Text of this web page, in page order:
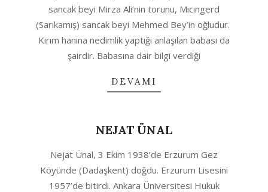
sancak beyi Mirza Ali’nin torunu, Mıcıngerd
(Sarıkamış) sancak beyi Mehmed Bey’in oğludur.
Kırım hanına nedimlik yaptığı anlaşılan babası da
şairdir. Babasına dair bilgi verdiği
DEVAMI
NEJAT ÜNAL
12
Nejat Ünal, 3 Ekim 1938’de Erzurum Gez
Köyünde (Dadaşkent) doğdu. Erzurum Lisesini
1957’de bitirdi. Ankara Üniversitesi Hukuk